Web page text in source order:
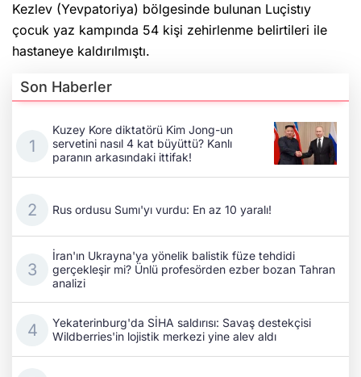
Kezlev (Yevpatoriya) bölgesinde bulunan Luçistıy
çocuk yaz kampında 54 kişi zehirlenme belirtileri ile
hastaneye kaldırılmıştı.
Son Haberler
Kuzey Kore diktatörü Kim Jong-un
servetini nasıl 4 kat büyüttü? Kanlı
paranın arkasındaki ittifak!
Rus ordusu Sumı'yı vurdu: En az 10 yaralı!
İran'ın Ukrayna'ya yönelik balistik füze tehdidi
gerçekleşir mi? Ünlü profesörden ezber bozan Tahran
analizi
Yekaterinburg'da SİHA saldırısı: Savaş destekçisi
Wildberries'in lojistik merkezi yine alev aldı